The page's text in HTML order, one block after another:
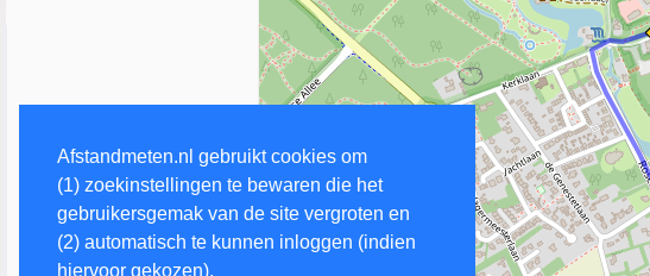
Afstandmeten.nl gebruikt cookies om
(1) zoekinstellingen te bewaren die het
gebruikersgemak van de site vergroten en
(2) automatisch te kunnen inloggen (indien
hiervoor gekozen).